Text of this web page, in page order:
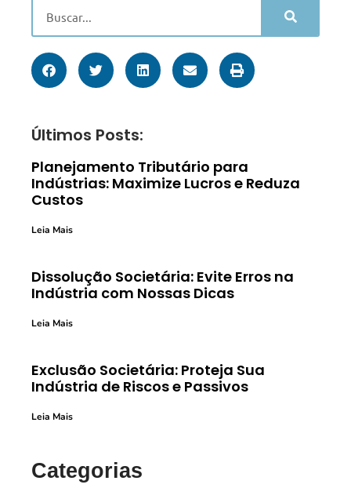
Últimos Posts:
Planejamento Tributário para
Indústrias: Maximize Lucros e Reduza
Custos
Leia Mais
Dissolução Societária: Evite Erros na
Indústria com Nossas Dicas
Leia Mais
Exclusão Societária: Proteja Sua
Indústria de Riscos e Passivos
Leia Mais
Categorias